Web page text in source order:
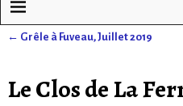
← Grêle à Fuveau, Juillet 2019
Le Clos de La